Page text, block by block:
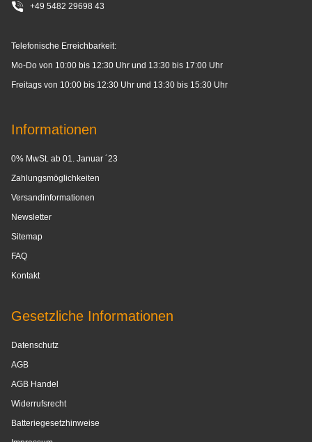
+49 5482 29698 43
Telefonische Erreichbarkeit:
Mo-Do von 10:00 bis 12:30 Uhr und 13:30 bis 17:00 Uhr
Freitags von 10:00 bis 12:30 Uhr und 13:30 bis 15:30 Uhr
Informationen
0% MwSt. ab 01. Januar ´23
Zahlungsmöglichkeiten
Versandinformationen
Newsletter
Sitemap
FAQ
Kontakt
Gesetzliche Informationen
Datenschutz
AGB
AGB Handel
Widerrufsrecht
Batteriegesetzhinweise